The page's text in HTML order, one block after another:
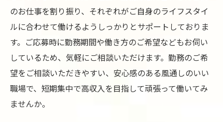
のお仕事を割り振り、それぞれがご自身のライフスタイ
ルに合わせて働けるようしっかりとサポートしておりま
す。ご応募時に勤務期間や働き方のご希望などもお伺い
しているため、気軽にご相談いただけます。勤務のご希
望をご相談いただきやすい、安心感のある風通しのいい
職場で、短期集中で高収入を目指して頑張って働いてみ
ませんか。